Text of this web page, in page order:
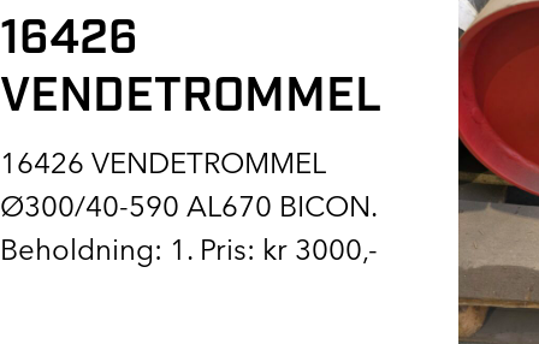
16426
VENDETROMMEL
16426 VENDETROMMEL
Ø300/40-590 AL670 BICON.
Beholdning: 1. Pris: kr 3000,-